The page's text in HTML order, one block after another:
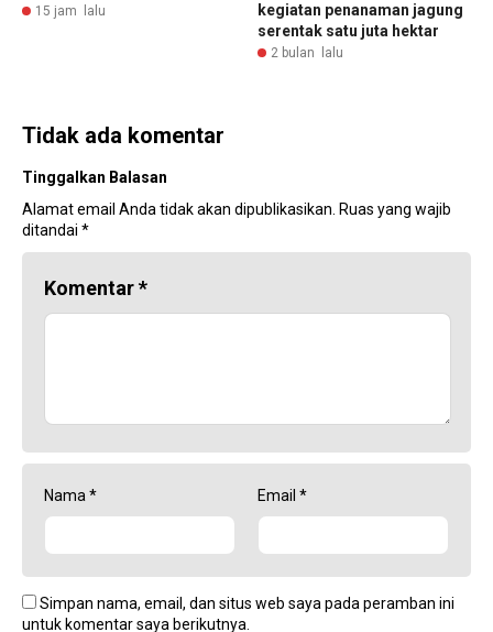
15 jam lalu
kegiatan penanaman jagung
serentak satu juta hektar
2 bulan lalu
Tidak ada komentar
Tinggalkan Balasan
Alamat email Anda tidak akan dipublikasikan. Ruas yang wajib
ditandai *
Komentar*
Nama * Email *
Simpan nama, email, dan situs web saya pada peramban ini
untuk komentar saya berikutnya.